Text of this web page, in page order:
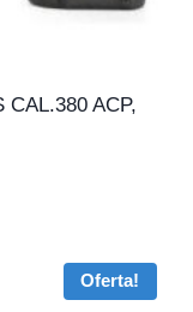
CAL.380 ACP,
Oferta!